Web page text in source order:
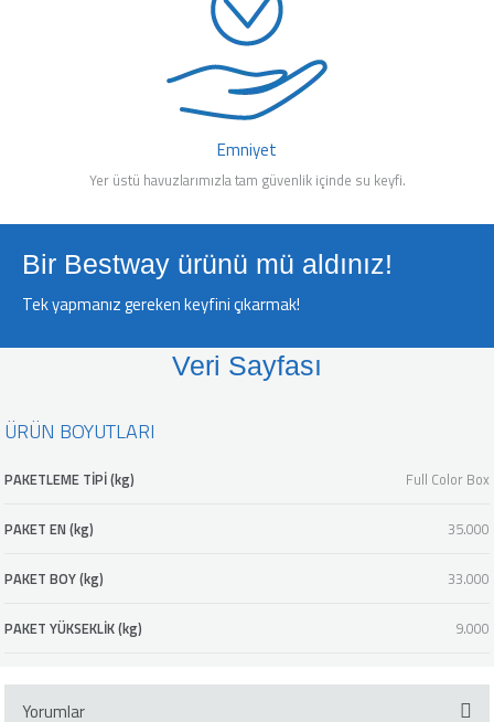
Emniyet
Yer üstü havuzlarımızla tam güvenlik içinde su keyfi.
Bir Bestway ürünü mü aldınız!
Tek yapmanız gereken keyfini çıkarmak!
Veri Sayfası
ÜRÜN BOYUTLARI
PAKETLEME TİPİ (kg) Full Color Box
PAKET EN (kg) 35.000
PAKET BOY (kg) 33.000
PAKET YÜKSEKLİK (kg) 9.000
Yorumlar